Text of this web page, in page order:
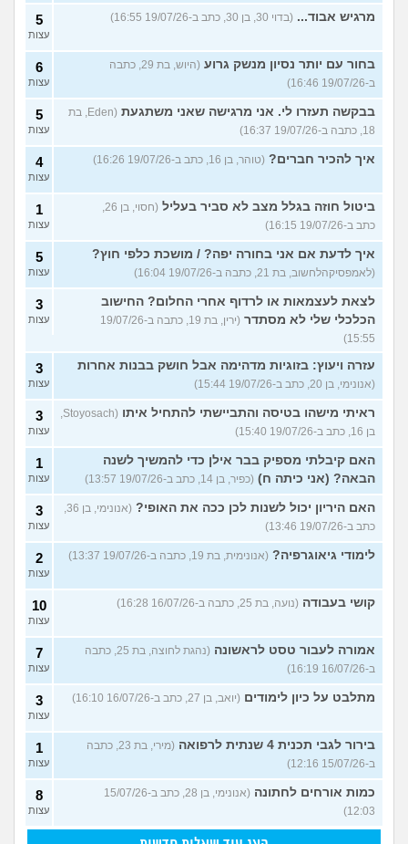
מרגיש אבוד... (בדוי 30, בן 30, כתב ב-19/07/26 16:55) 5
עצות
בחור עם יותר נסיון מנשק גרוע
(היוש, בת 29, כתבה
ב-19/07/26 16:46)
6
עצות
בבקשה תעזרו לי. אני מרגישה שאני משתגעת
(Eden, בת
18, כתבה ב-19/07/26 16:37)
5
עצות
איך להכיר חברים? (טוהר, בן 16, כתב ב-19/07/26 16:26) 4
עצות
ביטול חוזה בגלל מצב לא סביר בעליל
(חסוי, בן 26,
כתב ב-19/07/26 16:15)
1
עצות
איך לדעת אם אני בחורה יפה? / מושכת כלפי חוץ?
(לאמפסיקהלחשוב, בת 21, כתבה ב-19/07/26 16:04)
5
עצות
לצאת לעצמאות או לרדוף אחרי החלום? החישוב
הכלכלי שלי לא מסתדר
(ירין, בת 19, כתבה ב-19/07/26
15:55)
3
עצות
עזרה ויעוץ: בזוגיות מדהימה אבל חושק בבנות אחרות
(אנונימי, בן 20, כתב ב-19/07/26 15:44)
3
עצות
ראיתי מישהו בטיסה והתביישתי להתחיל איתו
(Stoyosach,
בן 16, כתב ב-19/07/26 15:40)
3
עצות
האם קיבלתי מספיק בבר אילן כדי להמשיך לשנה
הבאה? (אני כיתה ח) (כפיר, בן 14, כתב ב-19/07/26 13:57)
1
עצות
האם היריון יכול לשנות לכן ככה את האופי?
(אנונימי, בן 36,
כתב ב-19/07/26 13:46)
3
עצות
לימודי גיאוגרפיה? (אנונימית, בת 19, כתבה ב-19/07/26 13:37) 2
עצות
קושי בעבודה (נועה, בת 25, כתבה ב-16/07/26 16:28) 10
עצות
אמורה לעבור טסט לראשונה
(נהגת לחוצה, בת 25, כתבה
ב-16/07/26 16:19)
7
עצות
מתלבט על כיון לימודים (יואב, בן 27, כתב ב-16/07/26 16:10) 3
עצות
בירור לגבי תכנית 4 שנתית לרפואה
(מירי, בת 23, כתבה
ב-15/07/26 12:16)
1
עצות
כמות אורחים לחתונה
(אנונימי, בן 28, כתב ב-15/07/26
12:03)
8
עצות